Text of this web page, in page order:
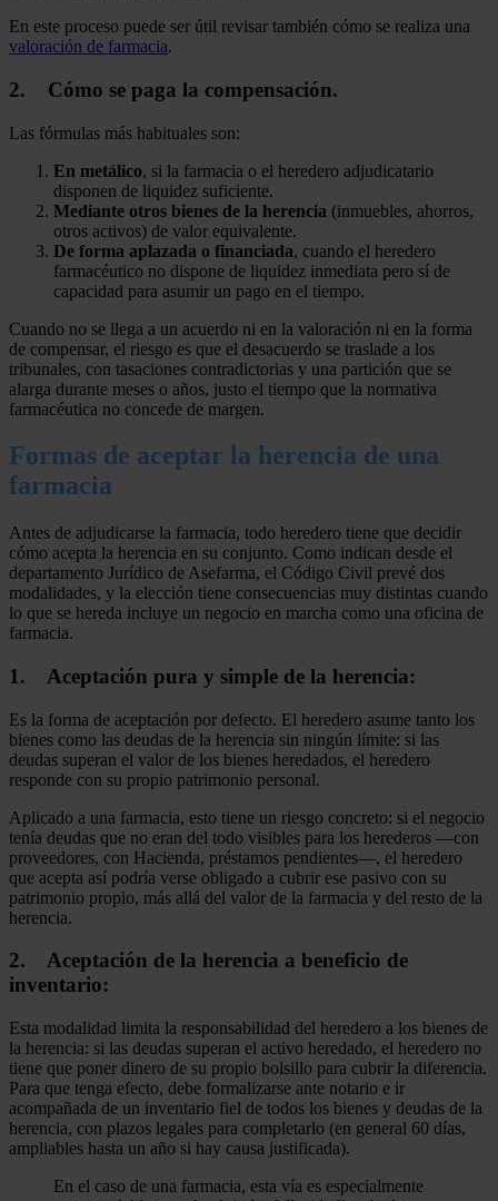
En este proceso puede ser útil revisar también cómo se realiza una
valoración de farmacia.
2. Cómo se paga la compensación.
Las fórmulas más habituales son:
En metálico, si la farmacia o el heredero adjudicatario
disponen de liquidez suficiente.
Mediante otros bienes de la herencia (inmuebles, ahorros,
otros activos) de valor equivalente.
De forma aplazada o financiada, cuando el heredero
farmacéutico no dispone de liquidez inmediata pero sí de
capacidad para asumir un pago en el tiempo.
Cuando no se llega a un acuerdo ni en la valoración ni en la forma
de compensar, el riesgo es que el desacuerdo se traslade a los
tribunales, con tasaciones contradictorias y una partición que se
alarga durante meses o años, justo el tiempo que la normativa
farmacéutica no concede de margen.
Formas de aceptar la herencia de una
farmacia
Antes de adjudicarse la farmacia, todo heredero tiene que decidir
cómo acepta la herencia en su conjunto. Como indican desde el
departamento Jurídico de Asefarma, el Código Civil prevé dos
modalidades, y la elección tiene consecuencias muy distintas cuando
lo que se hereda incluye un negocio en marcha como una oficina de
farmacia.
1. Aceptación pura y simple de la herencia:
Es la forma de aceptación por defecto. El heredero asume tanto los
bienes como las deudas de la herencia sin ningún límite: si las
deudas superan el valor de los bienes heredados, el heredero
responde con su propio patrimonio personal.
Aplicado a una farmacia, esto tiene un riesgo concreto: si el negocio
tenía deudas que no eran del todo visibles para los herederos —con
proveedores, con Hacienda, préstamos pendientes—, el heredero
que acepta así podría verse obligado a cubrir ese pasivo con su
patrimonio propio, más allá del valor de la farmacia y del resto de la
herencia.
2. Aceptación de la herencia a beneficio de
inventario:
Esta modalidad limita la responsabilidad del heredero a los bienes de
la herencia: si las deudas superan el activo heredado, el heredero no
tiene que poner dinero de su propio bolsillo para cubrir la diferencia.
Para que tenga efecto, debe formalizarse ante notario e ir
acompañada de un inventario fiel de todos los bienes y deudas de la
herencia, con plazos legales para completarlo (en general 60 días,
ampliables hasta un año si hay causa justificada).
En el caso de una farmacia, esta vía es especialmente